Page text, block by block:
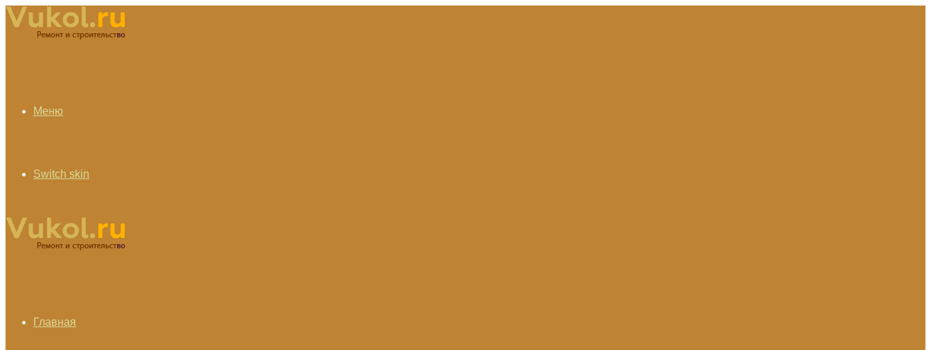
Меню
Switch skin
Главная